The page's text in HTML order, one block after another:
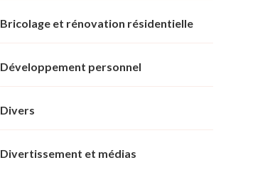
Bricolage et rénovation résidentielle
Développement personnel
Divers
Divertissement et médias